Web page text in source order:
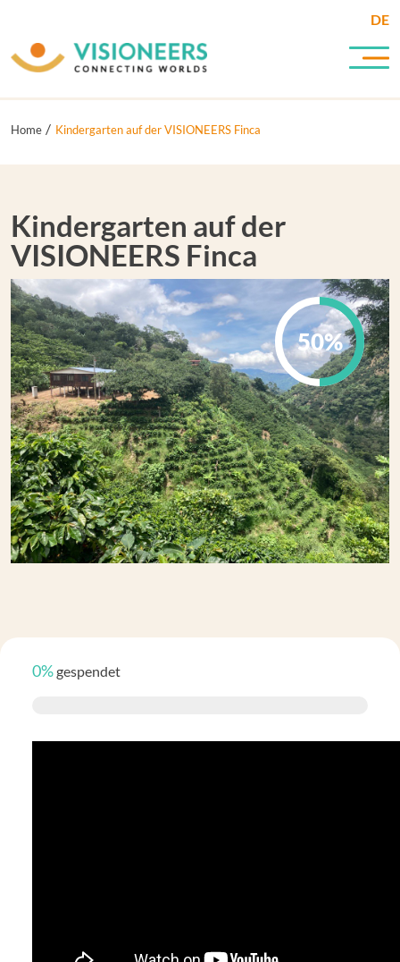
DE
Home Kindergarten auf der VISIONEERS Finca
Kindergarten auf der
VISIONEERS Finca
50%
0%gespendet